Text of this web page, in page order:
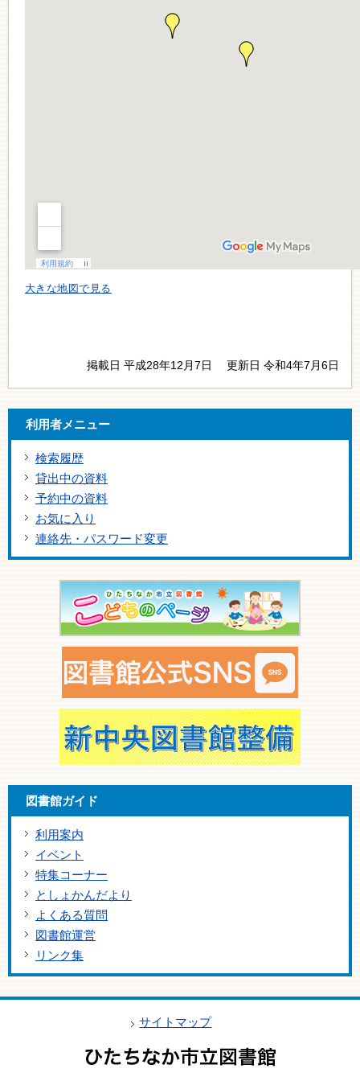
大きな地図で見る
掲載日 平成28年12月7日 更新日 令和4年7月6日
利用者メニュー
検索履歴
貸出中の資料
予約中の資料
お気に入り
連絡先・パスワード変更
図書館ガイド
利用案内
イベント
特集コーナー
としょかんだより
よくある質問
図書館運営
リンク集
サイトマップ